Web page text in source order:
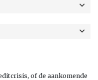
of de aankomende